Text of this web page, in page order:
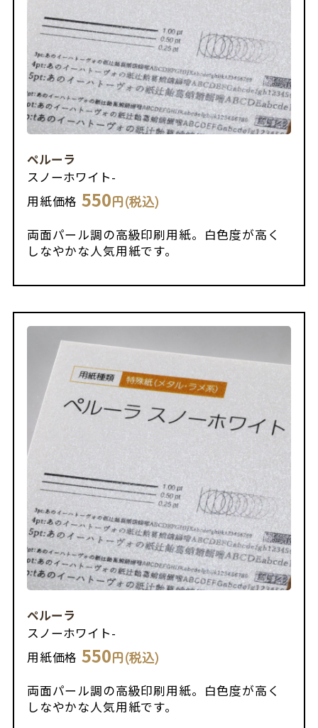
ペルーラ
スノーホワイト-
用紙価格 550円(税込)
両面パール調の高級印刷用紙。白色度が高く
しなやかな人気用紙です。
ペルーラ
スノーホワイト-
用紙価格 550円(税込)
両面パール調の高級印刷用紙。白色度が高く
しなやかな人気用紙です。